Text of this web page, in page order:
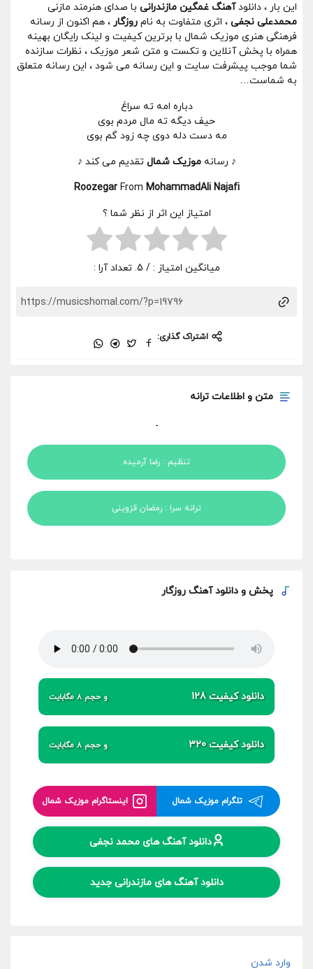
این بار ، دانلودآهنگ غمگین مازندرانی با صدای هنرمند مازنی
محمدعلی نجفی ، اثری متفاوت به نام روزگار ، هم اکنون از رسانه
فرهنگی هنری موزیک شمال با برترین کیفیت و لینک رایگان بهینه
همراه با پخش آنلاین و تکست و متن شعر موزیک ، نظرات سازنده
شما موجب پیشرفت سایت و این رسانه می شود ، این رسانه متعلق
به شماست…
دباره امه ته سراغ
حیف دیگه ته مال مردم بوی
مه دست دله دوی چه زود گم بوی
♪ رسانهموزیک شمال تقدیم می کند ♪
RoozegarFrom MohammadAli Najafi
امتیاز این اثر از نظر شما ؟
میانگین امتیاز : / 5. تعداد آرا :
اشتراک گذاری:
متن و اطلاعات ترانه
-
تنظیم : رضا آرمیده
ترانه سرا : رمضان قزوینی
پخش و دانلود آهنگ روزگار
دانلود کیفیت 128 و حجم 8 مگابایت
دانلود کیفیت 320 و حجم 8 مگابایت
تلگرام موزیک شمال اینستاگرام موزیک شمال
دانلود آهنگ های محمد نجفی
دانلود آهنگ های مازندرانی جدید
وارد شدن